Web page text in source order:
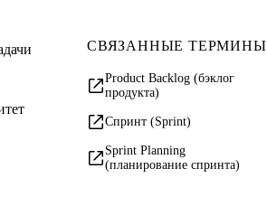
СВЯЗАННЫЕ ТЕРМИНЫ
Product Backlog (бэклог
продукта)
Спринт (Sprint)
Sprint Planning
(планирование спринта)